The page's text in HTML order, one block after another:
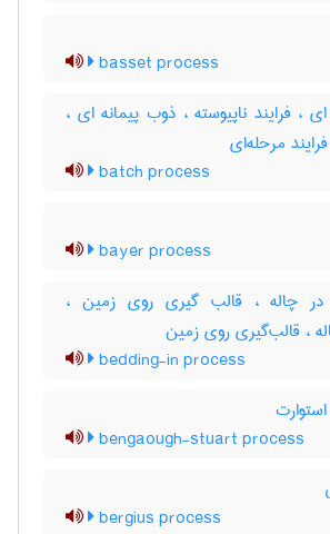
basset process
، فرایند ناپیوسته ، ذوب پیمانه ای ،
مرحله‌ای
batch process
bayer process
چاله ، قالب گیری روی زمین ،
، قالب‌گیری روی زمین
bedding-in process
bengaough-stuart process
bergius process